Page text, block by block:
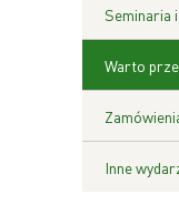
Seminaria
Warto
Inne